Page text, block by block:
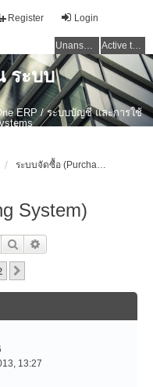
Login
Register
Unanswered topics Active topics
ระบบ
ERP / ระบบบัญชี และการใช้
ระบบจัดซื้อ (Purchasing System)
System)
Search
13:27